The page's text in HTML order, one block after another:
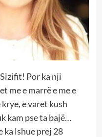
Por ka nji
me e marrë e me e
e varet kush
kam pse ta bajë…
ka lshue prej 28